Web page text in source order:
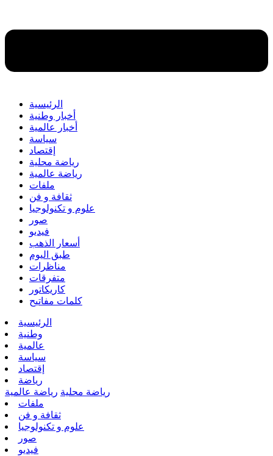
الرئيسية
أخبار وطنية
أخبار عالمية
سياسة
إقتصاد
رياضة محلية
رياضة عالمية
ملفات
ثقافة و فن
علوم و تكنولوجيا
صور
فيديو
أسعار الذهب
طبق اليوم
مناظرات
متفرقات
كاريكاتور
كلمات مفاتيح
الرئيسية
وطنية
عالمية
سياسة
إقتصاد
رياضة
رياضة محلية رياضة عالمية
ملفات
ثقافة و فن
علوم و تكنولوجيا
صور
فيديو